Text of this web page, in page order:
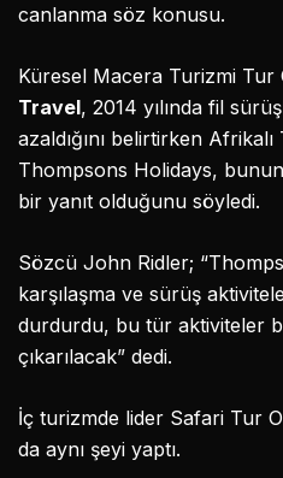
canlanma söz konusu.
Küresel Macera Turizmi Tur
Travel, 2014 yılında fil
azaldığını belirtirken
Thompsons Holidays,
bir yanıt olduğunu söyledi.
Sözcü John Ridler;
karşılaşma ve sürüş
durdurdu, bu tür aktiviteler
çıkarılacak” dedi.
İç turizmde lider Safari Tur
da aynı şeyi yaptı.